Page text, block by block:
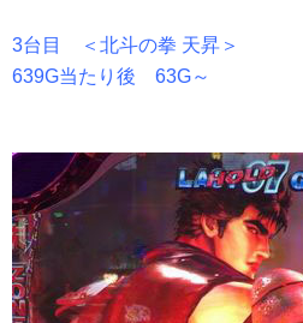
3台目 ＜北斗の拳 天昇＞
639G当たり後 63G～